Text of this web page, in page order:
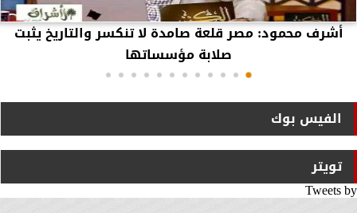
أشرف محمود: مصر قلعة صامدة لا تنكسر والتاريخ يثبت
صلابة مؤسساتها
الفيس بوك
تويتر
Tweets by